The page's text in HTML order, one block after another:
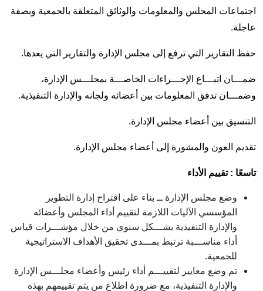
اجتماعات المجلس والمعلومات والوثائق المتعلقة بالجمعية وبصفة
عاجلة.
حفظ التقارير التي ترفع إلى مجلس الإدارة والتقارير التي يعدها.
ضمـــان اتبـــاع الإجـــراءات الخاصـــة بمجلـــس الإدارة،
وضمـــان تدفق المعلومات بين أعضائه ولجانه والإدارة التنفيذية.
التنسيق بين أعضاء مجلس الإدارة.
تقديم العون والمشورة إلى أعضاء مجلس الإدارة.
تاسعًا : تقييم الأداء
وضع مجلس الإدارة ــ بناء على اقتراح إدارة التطوير
المؤسسي الآليات اللازمة لتقييم أداء المجلس وأعضائه
والإدارة التنفيذية بشـــكل سنوي من خلال مؤشـــرات قياس
أداء مناســـبة ترتبط بمـــدى تحقيق الأهداف الاستراتيجية
للجمعية.
تم وضع معايير لتقييـــم أداء رئيس وأعضاء مجلـــس الإدارة
والإدارة التنفيذية، مع ضرورة اطلاع من يتم تقييمهم بهذه